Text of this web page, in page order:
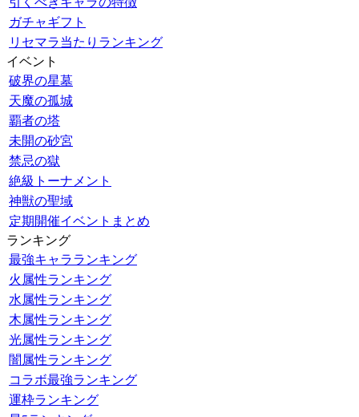
ガチャギフト
リセマラ当たりランキング
イベント
破界の星墓
天魔の孤城
覇者の塔
未開の砂宮
禁忌の獄
絶級トーナメント
神獣の聖域
定期開催イベントまとめ
ランキング
最強キャラランキング
火属性ランキング
水属性ランキング
木属性ランキング
光属性ランキング
闇属性ランキング
コラボ最強ランキング
運枠ランキング